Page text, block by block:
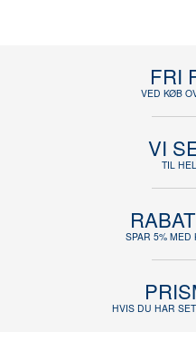
FRI
VED KØB
VI
TIL
SPAR 5% MED
HVIS DU HAR